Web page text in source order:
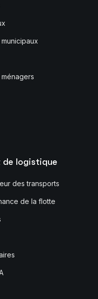
logistique
des transports
de la flotte